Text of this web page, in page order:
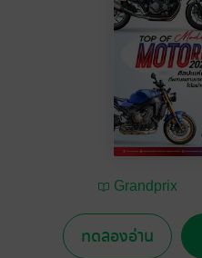
Grandprix
ทดลองอ่าน